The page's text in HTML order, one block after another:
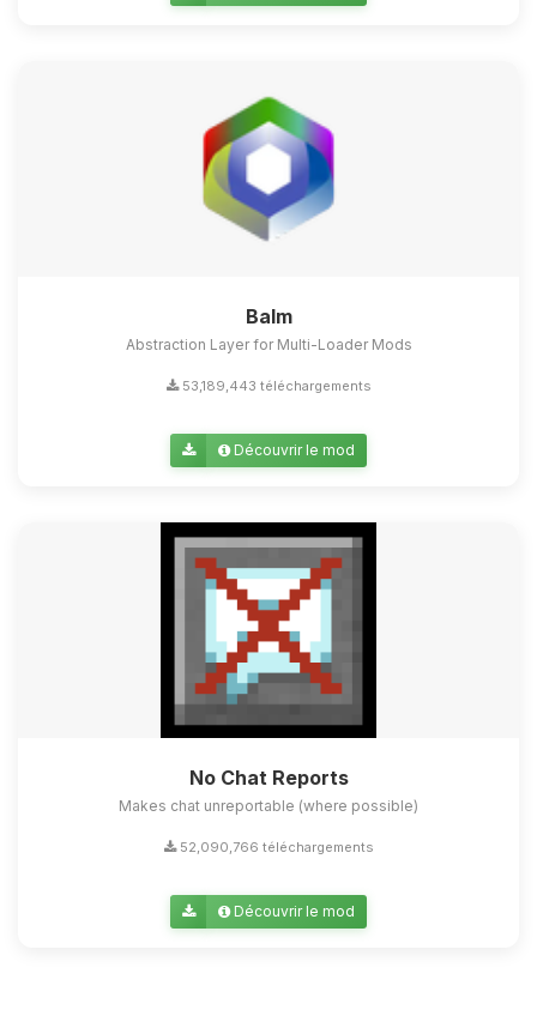
Balm
Abstraction Layer for Multi-Loader Mods
53,189,443 téléchargements
Découvrir le mod
No Chat Reports
Makes chat unreportable (where possible)
52,090,766 téléchargements
Découvrir le mod